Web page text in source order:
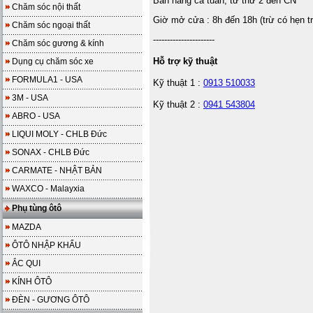
Chăm sóc nội thất
Chăm sóc ngoại thất
Chăm sóc gương & kính
Dụng cụ chăm sóc xe
FORMULA1 - USA
3M - USA
ABRO - USA
LIQUI MOLY - CHLB Đức
SONAX - CHLB Đức
CARMATE - NHẬT BẢN
WAXCO - Malayxia
Phụ tùng ôtô
MAZDA
ÔTÔ NHẬP KHẨU
ẮC QUI
KÍNH ÔTÔ
ĐÈN - GƯƠNG ÔTÔ
Giờ mở cửa : 8h đến 18h (trừ có hẹn
----------------------
Hỗ trợ kỹ thuật
Kỹ thuật 1 : 0913 510033
Kỹ thuật 2 : 0941 543804